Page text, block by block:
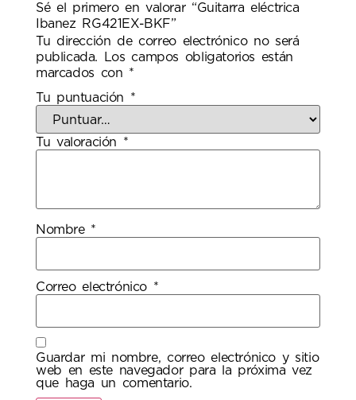
Sé el primero en valorar “Guitarra eléctrica
Ibanez RG421EX-BKF”
Tu dirección de correo electrónico no será
publicada.
Los campos obligatorios están
marcados con *
Tu puntuación *
Tu valoración *
Nombre *
Correo electrónico *
Guardar mi nombre, correo electrónico y sitio
web en este navegador para la próxima vez
que haga un comentario.